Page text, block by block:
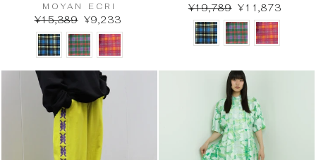
MOYAN ECRI
¥15,389 ¥9,233
¥19,789 ¥11,873